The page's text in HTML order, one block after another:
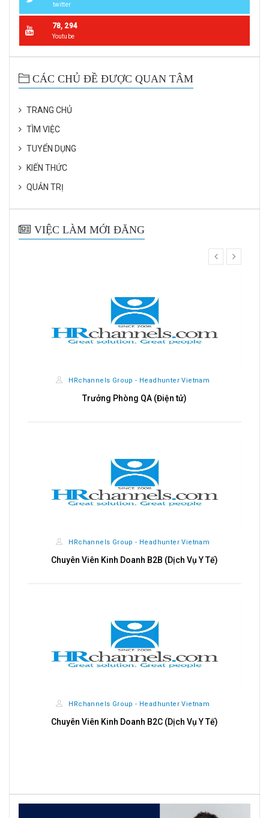
twitter
78, 294
Youtube
CÁC CHỦ ĐỀ ĐƯỢC QUAN TÂM
TRANG CHỦ
TÌM VIỆC
TUYỂN DỤNG
KIẾN THỨC
QUẢN TRỊ
VIỆC LÀM MỚI ĐĂNG
CÔNG TY CỔ PHẦN TẬP ĐOÀN THỰC PHẨM LIÊN VIỆT
XANH
CÔNG TY CỔ PHẦN TẬP ĐOÀN THỰC PHẨM LIÊN VIỆT
Kế toán tổng hợp
prev